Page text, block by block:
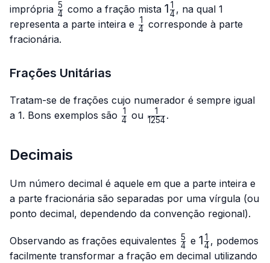
imprópria \frac{5}
{4}
4
5 como a fração mista 1\frac{1}
{4}
14
1 , na qual 1
representa a parte inteira e \frac{1}
4
1
corresponde à parte
fracionária.
Frações Unitárias
Tratam-se de frações cujo numerador é sempre igual
a 1. Bons exemplos são \frac{1}
4
1 ou \frac{1}
1254
1 .
Decimais
Um número decimal é aquele em que a parte inteira e
a parte fracionária são separadas por uma vírgula (ou
ponto decimal, dependendo da convenção regional).
Observando as frações equivalentes \frac{5}
{4}
4
5 e 1\frac{1}
{4}
14
1 , podemos
facilmente transformar a fração em decimal utilizando